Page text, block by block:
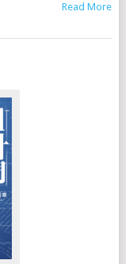
Read More